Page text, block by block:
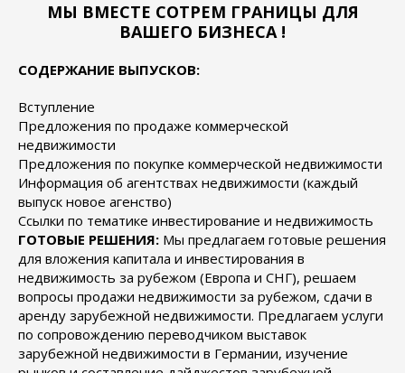
МЫ ВМЕСТЕ СОТРЕМ ГРАНИЦЫ ДЛЯ
ВАШЕГО БИЗНЕСА !
СОДЕРЖАНИЕ ВЫПУСКОВ:
Вступление
Предложения по продаже коммерческой
недвижимости
Предложения по покупке коммерческой недвижимости
Информация об агентствах недвижимости (каждый
выпуск новое агенство)
Ссылки по тематике инвестирование и недвижимость
ГОТОВЫЕ РЕШЕНИЯ: Мы предлагаем готовые решения
для вложения капитала и инвестирования в
недвижимость за рубежом (Европа и СНГ), решаем
вопросы продажи недвижимости за рубежом, сдачи в
аренду зарубежной недвижимости. Предлагаем услуги
по сопровождению переводчиком выставок
зарубежной недвижимости в Германии, изучение